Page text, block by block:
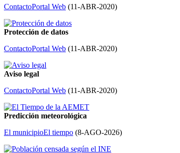
ContactoPortal Web (11-ABR-2020)
Protección de datos
ContactoPortal Web (11-ABR-2020)
Aviso legal
ContactoPortal Web (11-ABR-2020)
Predicción meteorológica
El municipioEl tiempo (8-AGO-2026)